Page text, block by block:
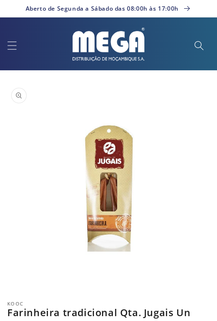
para o
conteúdo
Aberto de Segunda a Sábado das 08:00h às 17:00h
informação
multimédia
1
KOOC
Farinheira tradicional Qta. Jugais Un